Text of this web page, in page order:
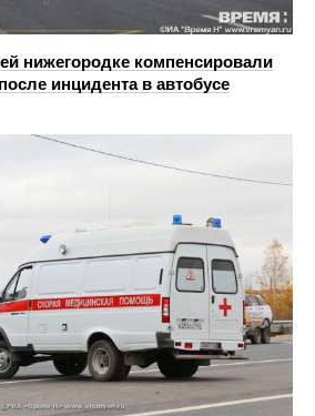
нижегородке компенсировали
инцидента в автобусе